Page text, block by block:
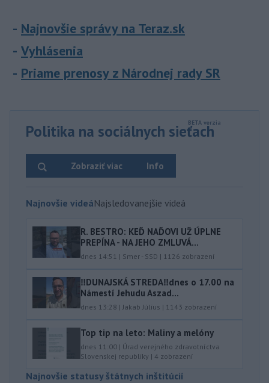
Najnovšie správy na Teraz.sk
Vyhlásenia
Priame prenosy z Národnej rady SR
Politika na sociálnych sieťach
Info
Zobraziť viac
Najnovšie videáNajsledovanejšie videá
R. BESTRO: KEĎ NAĎOVI UŽ ÚPLNE
PREPÍNA - NA JEHO ZMLUVÁ...
dnes 14:51 | Smer - SSD | 1126 zobrazení
‼️DUNAJSKÁ STREDA‼️dnes o 17.00 na
Námestí Jehudu Aszad...
dnes 13:28 |Jakab Július | 1143 zobrazení
Top tip na leto: Maliny a melóny
dnes 11:00 | Úrad verejného zdravotníctva
Slovenskej republiky | 4 zobrazení
Najnovšie statusy štátnych inštitúcií